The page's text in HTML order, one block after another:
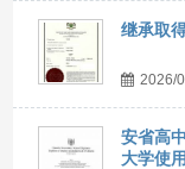
继承取
2026/
安省高
大学使